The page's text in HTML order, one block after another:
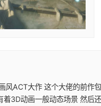
ACT大作 这个大佬的前作
着3D动画一般动态场景 然